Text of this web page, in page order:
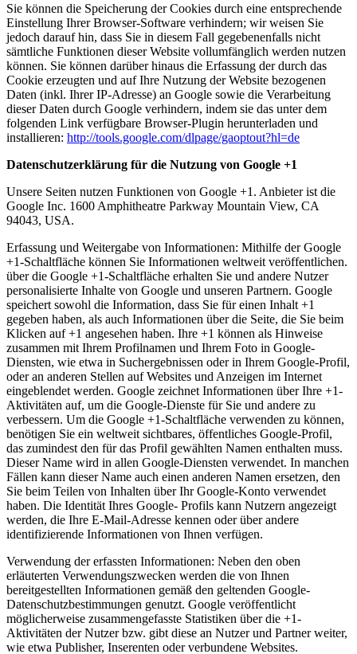
Sie können die Speicherung der Cookies durch eine entsprechende
Einstellung Ihrer Browser-Software verhindern; wir weisen Sie
jedoch darauf hin, dass Sie in diesem Fall gegebenenfalls nicht
sämtliche Funktionen dieser Website vollumfänglich werden nutzen
können. Sie können darüber hinaus die Erfassung der durch das
Cookie erzeugten und auf Ihre Nutzung der Website bezogenen
Daten (inkl. Ihrer IP-Adresse) an Google sowie die Verarbeitung
dieser Daten durch Google verhindern, indem sie das unter dem
folgenden Link verfügbare Browser-Plugin herunterladen und
installieren: http://tools.google.com/dlpage/gaoptout?hl=de
Datenschutzerklärung für die Nutzung von Google +1
Unsere Seiten nutzen Funktionen von Google +1. Anbieter ist die
Google Inc. 1600 Amphitheatre Parkway Mountain View, CA
94043, USA.
Erfassung und Weitergabe von Informationen: Mithilfe der Google
+1-Schaltfläche können Sie Informationen weltweit veröffentlichen.
über die Google +1-Schaltfläche erhalten Sie und andere Nutzer
personalisierte Inhalte von Google und unseren Partnern. Google
speichert sowohl die Information, dass Sie für einen Inhalt +1
gegeben haben, als auch Informationen über die Seite, die Sie beim
Klicken auf +1 angesehen haben. Ihre +1 können als Hinweise
zusammen mit Ihrem Profilnamen und Ihrem Foto in Google-
Diensten, wie etwa in Suchergebnissen oder in Ihrem Google-Profil,
oder an anderen Stellen auf Websites und Anzeigen im Internet
eingeblendet werden. Google zeichnet Informationen über Ihre +1-
Aktivitäten auf, um die Google-Dienste für Sie und andere zu
verbessern. Um die Google +1-Schaltfläche verwenden zu können,
benötigen Sie ein weltweit sichtbares, öffentliches Google-Profil,
das zumindest den für das Profil gewählten Namen enthalten muss.
Dieser Name wird in allen Google-Diensten verwendet. In manchen
Fällen kann dieser Name auch einen anderen Namen ersetzen, den
Sie beim Teilen von Inhalten über Ihr Google-Konto verwendet
haben. Die Identität Ihres Google- Profils kann Nutzern angezeigt
werden, die Ihre E-Mail-Adresse kennen oder über andere
identifizierende Informationen von Ihnen verfügen.
Verwendung der erfassten Informationen: Neben den oben
erläuterten Verwendungszwecken werden die von Ihnen
bereitgestellten Informationen gemäß den geltenden Google-
Datenschutzbestimmungen genutzt. Google veröffentlicht
möglicherweise zusammengefasste Statistiken über die +1-
Aktivitäten der Nutzer bzw. gibt diese an Nutzer und Partner weiter,
wie etwa Publisher, Inserenten oder verbundene Websites.